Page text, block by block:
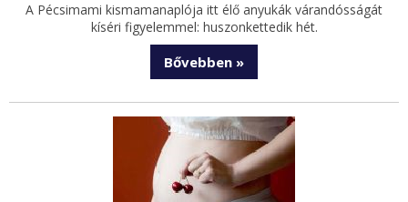
A Pécsimami kismamanaplója itt élő anyukák várandósságát
kíséri figyelemmel: huszonkettedik hét.
Bővebben »